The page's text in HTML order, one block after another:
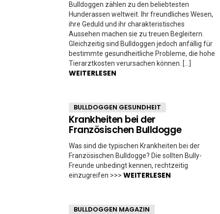
Bulldoggen zählen zu den beliebtesten
Hunderassen weltweit. Ihr freundliches Wesen,
ihre Geduld und ihr charakteristisches
Aussehen machen sie zu treuen Begleitern.
Gleichzeitig sind Bulldoggen jedoch anfällig für
bestimmte gesundheitliche Probleme, die hohe
Tierarztkosten verursachen können. […]
WEITERLESEN
BULLDOGGEN GESUNDHEIT
Krankheiten bei der
Französischen Bulldogge
Was sind die typischen Krankheiten bei der
Französischen Bulldogge? Die sollten Bully-
Freunde unbedingt kennen, rechtzeitig
einzugreifen >>> WEITERLESEN
BULLDOGGEN MAGAZIN